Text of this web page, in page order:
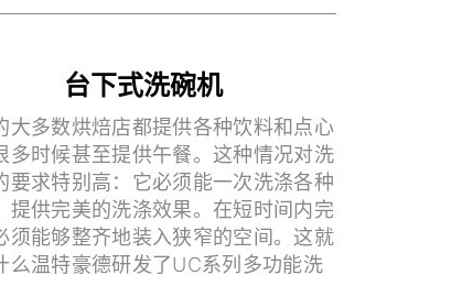
台下式洗碗机
大多数烘焙店都提供各种饮料和点心
时候甚至提供午餐。这种情况对洗
要求特别高：它必须能一次洗涤各种
提供完美的洗涤效果。在短时间内完
须能够整齐地装入狭窄的空间。这就
么温特豪德研发了UC系列多功能洗